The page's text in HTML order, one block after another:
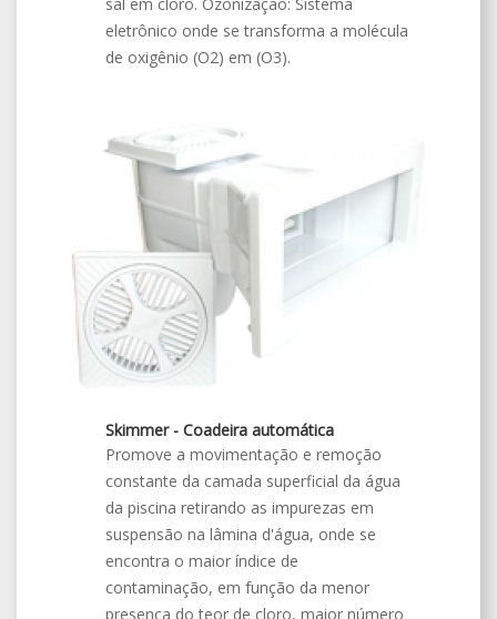
eletrônico onde se transforma a molécula
de oxigênio (O2) em (O3).
Skimmer - Coadeira automática
Promove a movimentação e remoção
constante da camada superficial da água
da piscina retirando as impurezas em
suspensão na lâmina d'água, onde se
encontra o maior índice de
contaminação, em função da menor
presença do teor de cloro, maior número